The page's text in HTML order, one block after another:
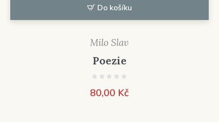
Do košíku
Milo Slav
Poezie
80,00 Kč